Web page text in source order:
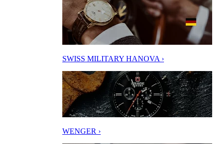
SWISS MILITARY HANOVA ›
WENGER ›